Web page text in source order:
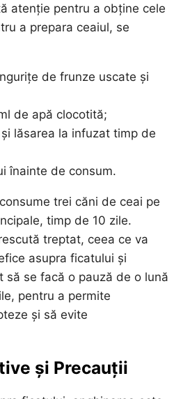
atenție pentru a obține cele
a prepara ceaiul, se
de frunze uscate și
de apă clocotită;
lăsarea la infuzat timp de
înainte de consum.
trei căni de ceai pe
timp de 10 zile.
treptat, ceea ce va
asupra ficatului și
să se facă o pauză de o lună
pentru a permite
și să evite
și Precauții